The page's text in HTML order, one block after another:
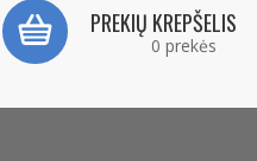
PREKIŲ KREPŠELIS
0 prekės